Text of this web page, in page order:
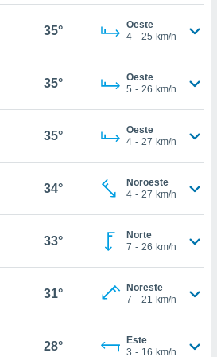
35°
Oeste
4 - 25 km/h
35°
Oeste
5 - 26 km/h
35°
Oeste
4 - 27 km/h
34°
Noroeste
4 - 27 km/h
33°
Norte
7 - 26 km/h
31°
Noreste
7 - 21 km/h
28°
Este
3 - 16 km/h